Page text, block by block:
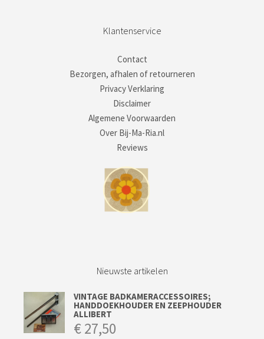
Klantenservice
Contact
Bezorgen, afhalen of retourneren
Privacy Verklaring
Disclaimer
Algemene Voorwaarden
Over Bij-Ma-Ria.nl
Reviews
Nieuwste artikelen
VINTAGE BADKAMERACCESSOIRES;
HANDDOEKHOUDER EN ZEEPHOUDER
ALLIBERT
€27,50